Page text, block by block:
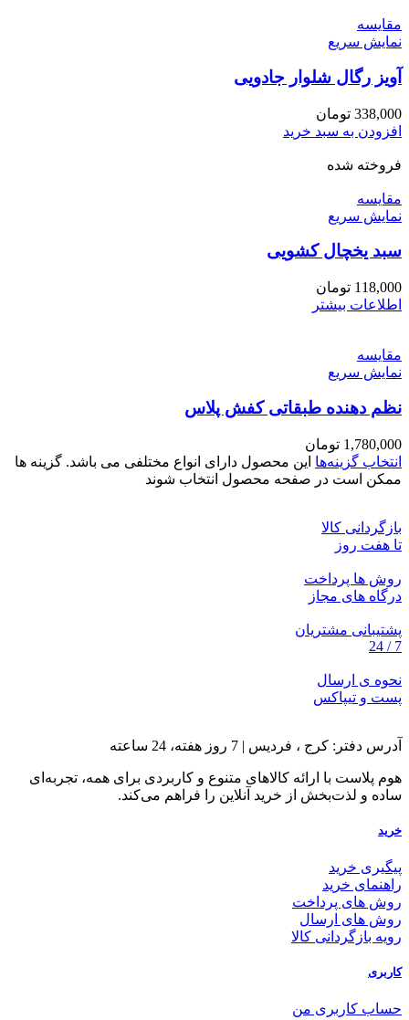
مقايسه
نمایش سریع
آویز رگال شلوار جادویی
338,000 تومان
افزودن به سبد خرید
فروخته شده
مقايسه
نمایش سریع
سبد یخچال کشویی
118,000 تومان
اطلاعات بیشتر
مقايسه
نمایش سریع
نظم دهنده طبقاتی کفش پلاس
1,780,000 تومان
انتخاب گزینه‌ها این محصول دارای انواع مختلفی می باشد. گزینه ها
ممکن است در صفحه محصول انتخاب شوند
بازگردانی کالا
تا هفت روز
روش ها پرداخت
درگاه های مجاز
پشتیبانی مشتریان
7 / 24
نحوه ی ارسال
پست و تیپاکس
آدرس دفتر: کرج ، فردیس | 7 روز هفته، 24 ساعته
هوم پلاست با ارائه کالاهای متنوع و کاربردی برای همه، تجربه‌ای
ساده و لذت‌بخش از خرید آنلاین را فراهم می‌کند.
خرید
پیگیری خرید
راهنمای خرید
روش های پرداخت
روش های ارسال
رویه بازگردانی کالا
کاربری
حساب کاربری من